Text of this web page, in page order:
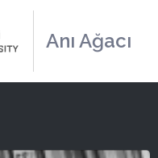
Anı Ağacı